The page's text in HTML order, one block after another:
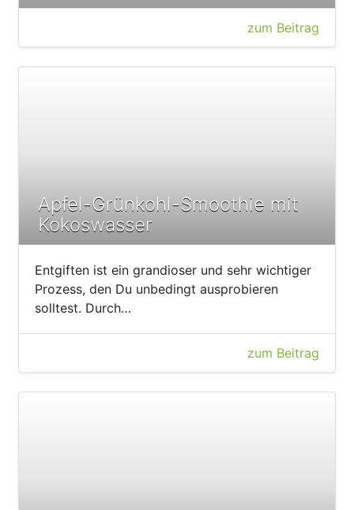
zum Beitrag
Apfel-Grünkohl-Smoothie mit
Kokoswasser
Entgiften ist ein grandioser und sehr wichtiger
Prozess, den Du unbedingt ausprobieren
solltest. Durch…
zum Beitrag